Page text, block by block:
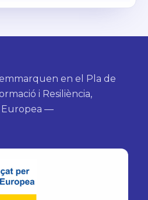
en el Pla de
i Resiliència,
Europea —